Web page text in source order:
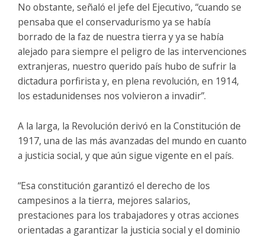
No obstante, señaló el jefe del Ejecutivo, “cuando se
pensaba que el conservadurismo ya se había
borrado de la faz de nuestra tierra y ya se había
alejado para siempre el peligro de las intervenciones
extranjeras, nuestro querido país hubo de sufrir la
dictadura porfirista y, en plena revolución, en 1914,
los estadunidenses nos volvieron a invadir”.
A la larga, la Revolución derivó en la Constitución de
1917, una de las más avanzadas del mundo en cuanto
a justicia social, y que aún sigue vigente en el país.
“Esa constitución garantizó el derecho de los
campesinos a la tierra, mejores salarios,
prestaciones para los trabajadores y otras acciones
orientadas a garantizar la justicia social y el dominio